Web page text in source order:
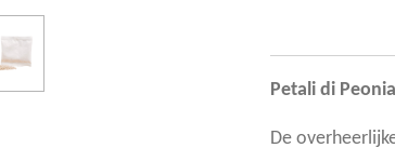
Petali di Peonia
De